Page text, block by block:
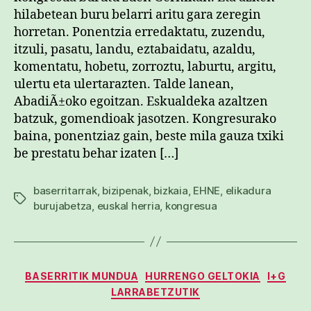
hilabetean buru belarri aritu gara zeregin
horretan. Ponentzia erredaktatu, zuzendu,
itzuli, pasatu, landu, eztabaidatu, azaldu,
komentatu, hobetu, zorroztu, laburtu, argitu,
ulertu eta ulertarazten. Talde lanean,
AbadiÃ±oko egoitzan. Eskualdeka azaltzen
batzuk, gomendioak jasotzen. Kongresurako
baina, ponentziaz gain, beste mila gauza txiki
be prestatu behar izaten […]
Etiketak
baserritarrak, bizipenak, bizkaia EHNE elikadura
burujabetza euskal herria kongresua
Kategoriak
BASERRITIK MUNDUA HURRENGO GELTOKIA
I+G
LARRABETZUTIK